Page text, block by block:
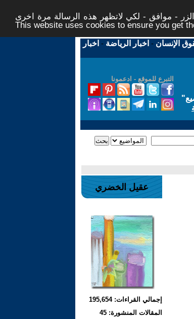
- موافق - لكي لاتظهر هذه الرسالة مرة اخرى -
This website uses cookies to ensure you get
الإنسان - اخبار الرياضة - اخبار
التبرع للموقع - ادعمونا
"
عقيل الخضري
إجمالي القراءات: 195,654
المقالات المنشورة: 45